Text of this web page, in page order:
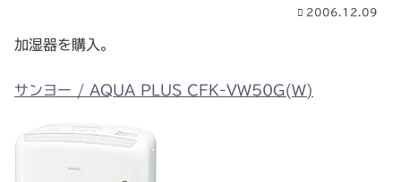
2006.12.09
加湿器を購入。
サンヨー / AQUA PLUS CFK-VW50G(W)